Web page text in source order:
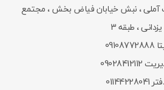
آملی ، نبش خیابان فیاض بخش ، مجتمع
یزدانی ، طبقه 3